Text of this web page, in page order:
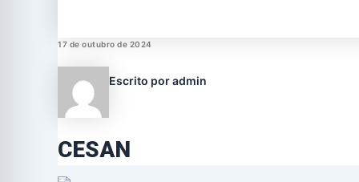
17 de outubro de 2024
Escrito por admin
CESAN